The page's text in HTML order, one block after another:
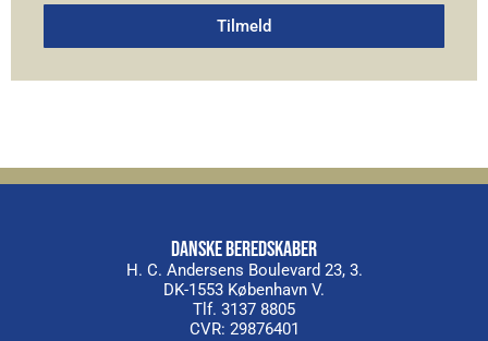
Tilmeld
DANSKE BEREDSKABER
H. C. Andersens Boulevard 23, 3.
DK-1553 København V.
Tlf. 3137 8805
CVR: 29876401